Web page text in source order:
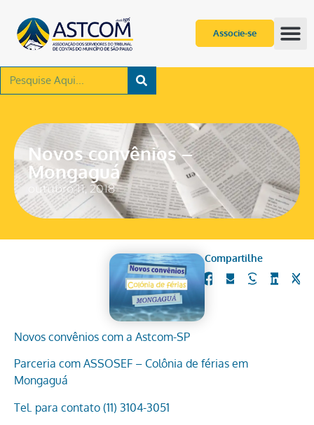
Associe-se
Novos convênios –
Mongaguá
outubro 11, 2018
Compartilhe
Novos convênios com a Astcom-SP
Parceria com ASSOSEF – Colônia de férias em
Mongaguá
Tel. para contato (11) 3104-3051